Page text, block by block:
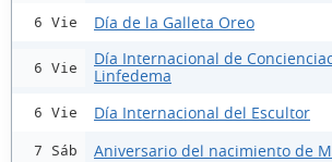
6 Vie Día de la Galleta Oreo
6 Vie
Día Internacional de
Linfedema
6 Vie Día Internacional del Escultor
7 Sáb Aniversario del nacimiento de